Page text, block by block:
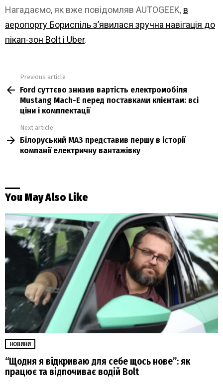
Нагадаємо, як вже повідомляв AUTOGEEK, в
аеропорту Бориспіль з’явилася зручна навігація до
пікап-зон Bolt і Uber.
more
Previous article
Ford суттєво знизив вартість електромобіля
Mustang Mach-E перед поставками клієнтам: всі
ціни і комплектації
Next article
Білоруський МАЗ представив першу в історії
компанії електричну вантажівку
You May Also Like
НОВИНИ
“Щодня я відкриваю для себе щось нове”: як
працює та відпочиває водій Bolt